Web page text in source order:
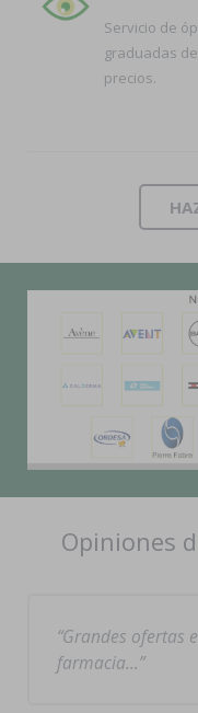
Servicio de
graduadas
precios.
Opiniones
Grandes ofertas
farmacia…